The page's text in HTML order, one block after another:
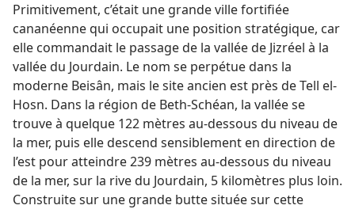
Primitivement, c’était une grande ville fortifiée
cananéenne qui occupait une position stratégique, car
elle commandait le passage de la vallée de Jizréel à la
vallée du Jourdain. Le nom se perpétue dans la
moderne Beisân, mais le site ancien est près de Tell el-
Hosn. Dans la région de Beth-Schéan, la vallée se
trouve à quelque 122 mètres au-dessous du niveau de
la mer, puis elle descend sensiblement en direction de
l’est pour atteindre 239 mètres au-dessous du niveau
de la mer, sur la rive du Jourdain, 5 kilomètres plus loin.
Construite sur une grande butte située sur cette